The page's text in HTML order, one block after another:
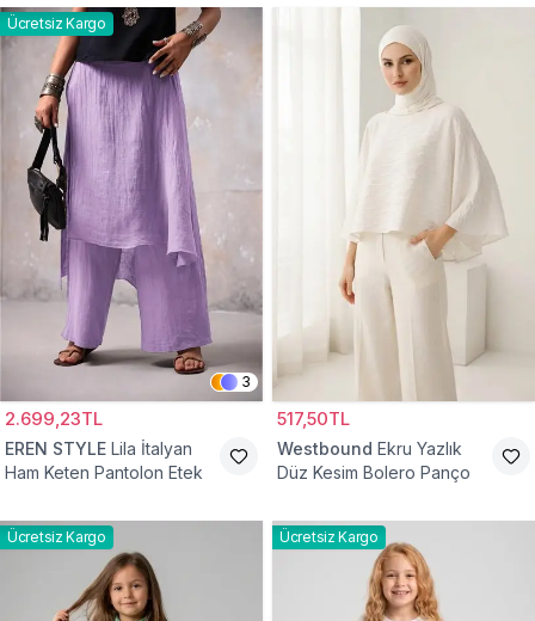
Ücretsiz Kargo
3
2.699,23TL
EREN STYLE Lila İtalyan
Ham Keten Pantolon Etek
517,50TL
Westbound Ekru Yazlık
Düz Kesim Bolero Panço
Ücretsiz Kargo Ücretsiz Kargo